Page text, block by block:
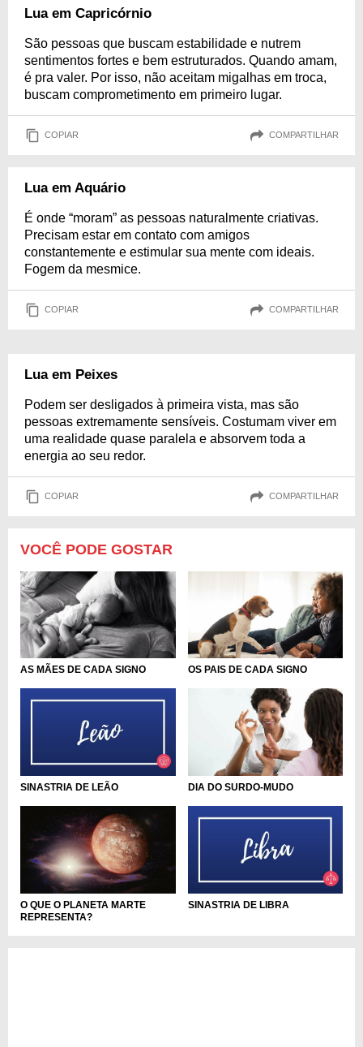
Lua em Capricórnio
São pessoas que buscam estabilidade e nutrem
sentimentos fortes e bem estruturados. Quando amam,
é pra valer. Por isso, não aceitam migalhas em troca,
buscam comprometimento em primeiro lugar.
COPIAR COMPARTILHAR
Lua em Aquário
É onde “moram” as pessoas naturalmente criativas.
Precisam estar em contato com amigos
constantemente e estimular sua mente com ideais.
Fogem da mesmice.
COPIAR COMPARTILHAR
Lua em Peixes
Podem ser desligados à primeira vista, mas são
pessoas extremamente sensíveis. Costumam viver em
uma realidade quase paralela e absorvem toda a
energia ao seu redor.
COPIAR COMPARTILHAR
VOCÊ PODE GOSTAR
AS MÃES DE CADA SIGNO OS PAIS DE CADA SIGNO
SINASTRIA DE LEÃO DIA DO SURDO-MUDO
O QUE O PLANETA MARTE
REPRESENTA?
SINASTRIA DE LIBRA